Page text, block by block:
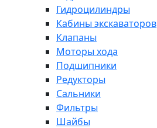
Гидроцилиндры
Кабины экскаваторов
Клапаны
Моторы хода
Подшипники
Редукторы
Сальники
Фильтры
Шайбы